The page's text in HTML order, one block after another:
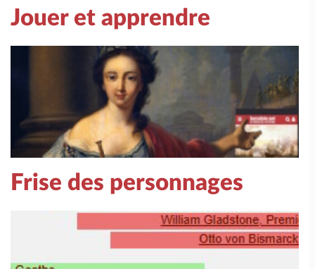
Jouer et apprendre
Frise des personnages